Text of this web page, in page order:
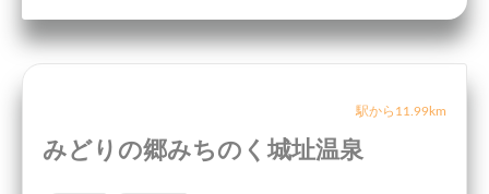
駅から11.99km
みどりの郷みちのく城址温泉